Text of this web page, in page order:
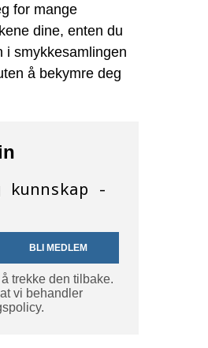
for mange
dine, enten du
i smykkesamlingen
å bekymre deg
-
BLI MEDLEM
trekke den tilbake.
vi behandler